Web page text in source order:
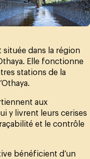
située dans la région
Elle fonctionne
stations de la
aux
y livrent leurs cerises
et le contrôle
bénéficient d’un